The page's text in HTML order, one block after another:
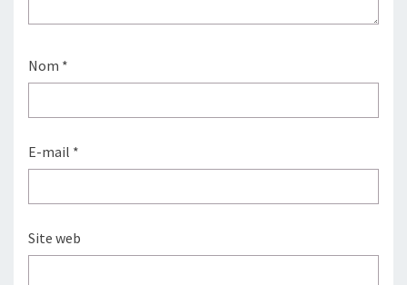
Nom *
E-mail *
Site web